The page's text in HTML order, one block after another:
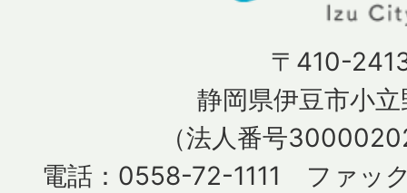
〒410-
静岡県伊豆市小
（法人番号
電話：0558-72-1111 ファッ